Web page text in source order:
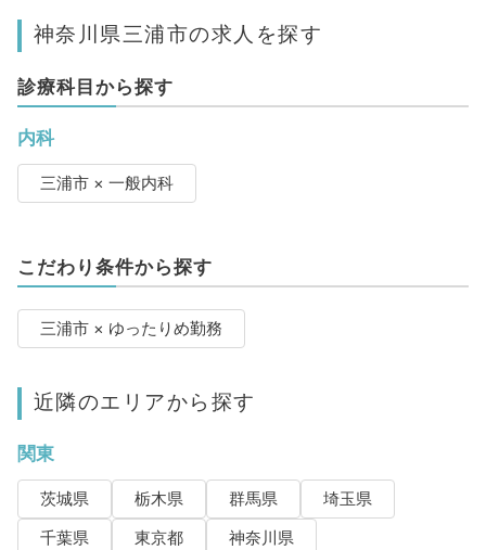
神奈川県三浦市の求人を探す
診療科目から探す
内科
三浦市 × 一般内科
こだわり条件から探す
三浦市 × ゆったりめ勤務
近隣のエリアから探す
関東
茨城県 栃木県 群馬県
埼玉県
千葉県
東京都 神奈川県